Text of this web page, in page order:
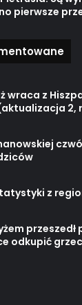
pierwsze
wraca z
2,
z
odkupić